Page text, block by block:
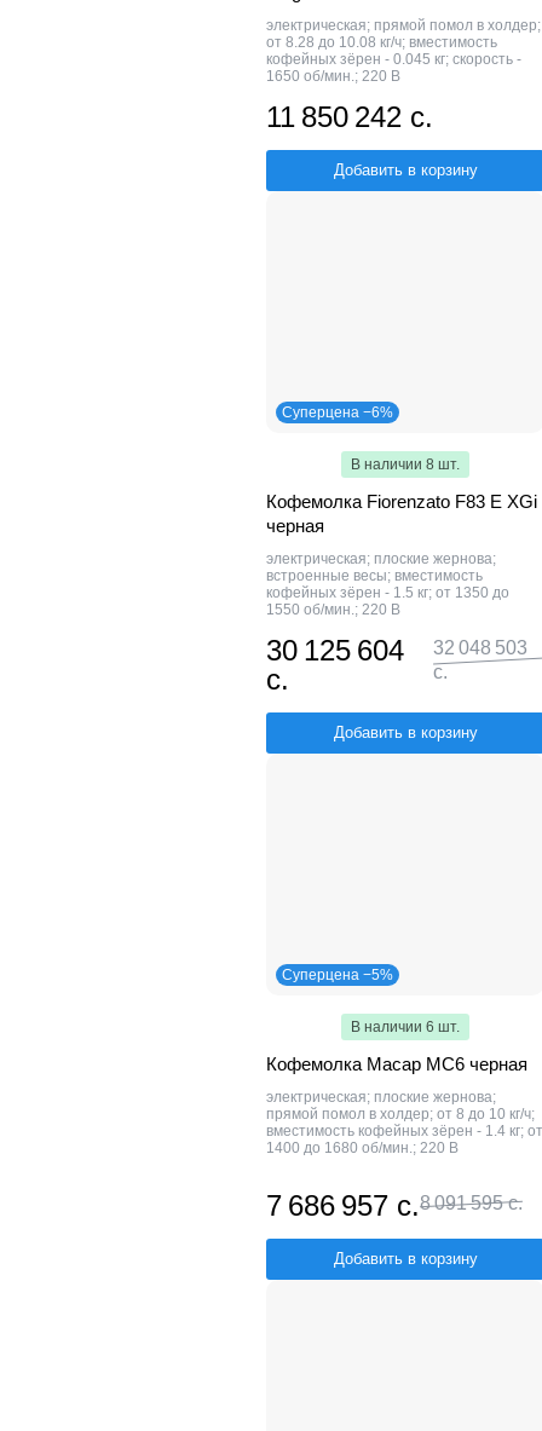
электрическая; прямой помол в холдер;
от 8.28 до 10.08 кг/ч; вместимость
кофейных зёрен - 0.045 кг; скорость -
1650 об/мин.; 220 В
11 850 242 с.
Добавить в корзину
Суперцена −6%
В наличии 8 шт.
Кофемолка Fiorenzato F83 E XGi
черная
электрическая; плоские жернова;
встроенные весы; вместимость
кофейных зёрен - 1.5 кг; от 1350 до
1550 об/мин.; 220 В
30 125 604
с.
32 048 503
с.
Добавить в корзину
Суперцена −5%
В наличии 6 шт.
Кофемолка Macap MC6 черная
электрическая; плоские жернова;
прямой помол в холдер; от 8 до 10 кг/ч;
вместимость кофейных зёрен - 1.4 кг; от
1400 до 1680 об/мин.; 220 В
7 686 957 с.8 091 595 с.
Добавить в корзину